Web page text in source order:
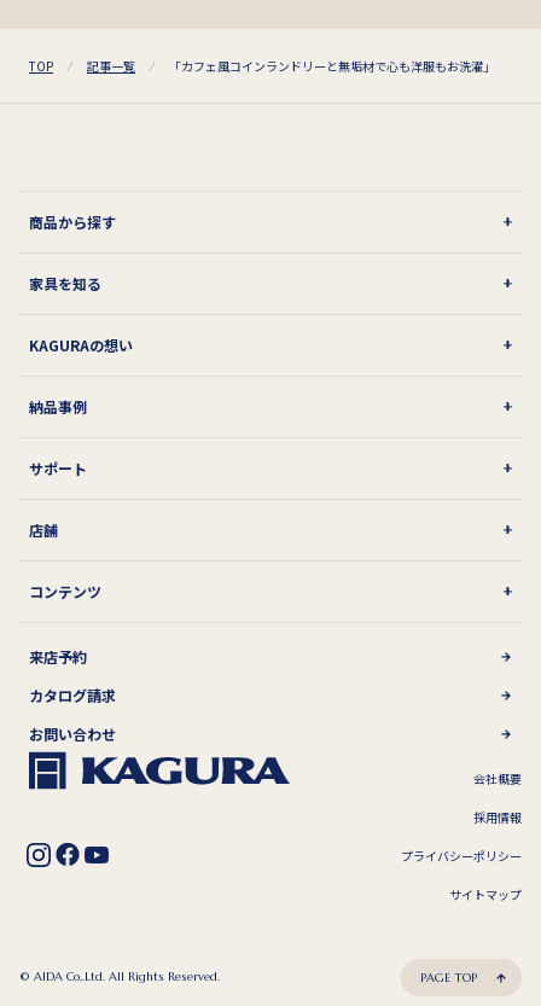
TOP 記事一覧 「カフェ風コインランドリーと無垢材で心も洋服もお洗濯」
商品から探す
家具を知る
KAGURAの想い
納品事例
サポート
店舗
コンテンツ
来店予約
カタログ請求
お問い合わせ
会社概要
採用情報
プライバシーポリシー
サイトマップ
© AIDA Co,.Ltd. All Rights Reserved. PAGE TOP